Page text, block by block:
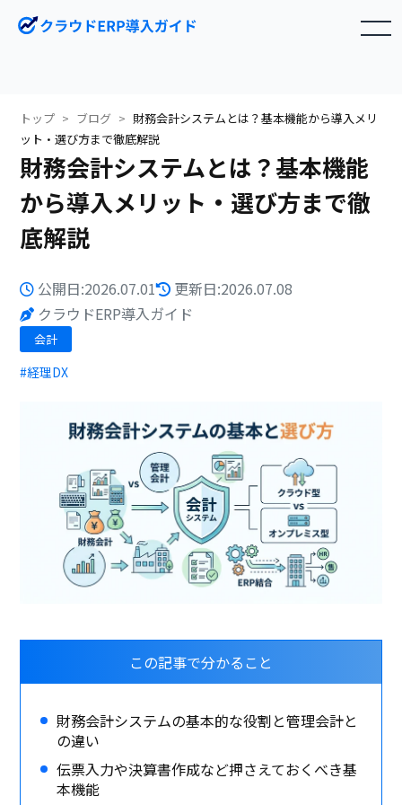
toggle navigation
トップ ブログ
財務会計システムとは？基本機能から導入メリ
ット・選び方まで徹底解説
財務会計システムとは？基本機能
から導入メリット・選び方まで徹
底解説
会計
公開日:2026.07.01
更新日:2026.07.08
クラウドERP導入ガイド
#経理DX
この記事で分かること
財務会計システムの基本的な役割と管理会計と
の違い
伝票入力や決算書作成など押さえておくべき基
本機能